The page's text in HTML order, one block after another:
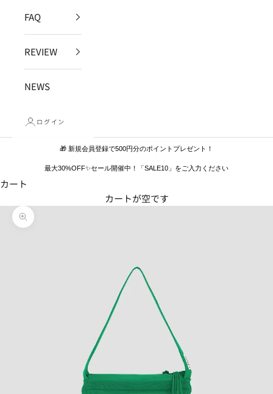
FAQ
REVIEW
NEWS
ログイン
🎁 新規会員登録で500円分のポイントプレゼント！
最大30%OFF✨セール開催中！「SALE10」をご入力ください
カート
カートが空です
ズームイン